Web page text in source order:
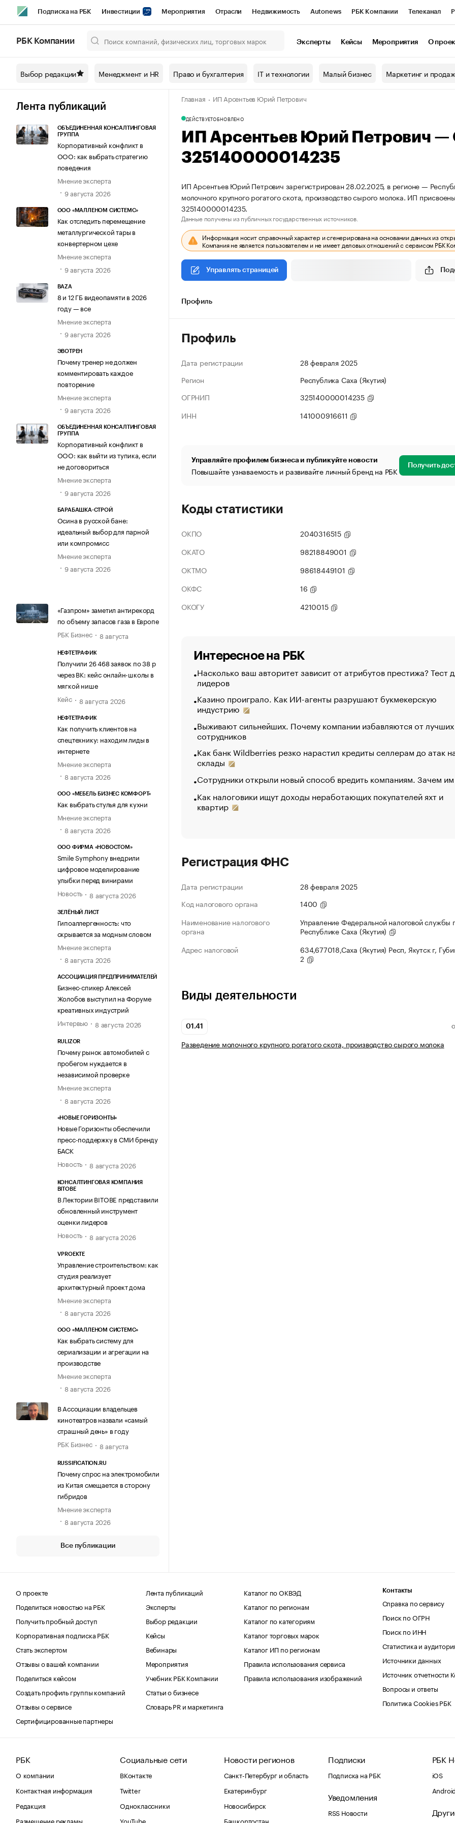
Подписка на РБК Инвестиции Мероприятия Отрасли Недвижимость Autonews РБК Компании Телеканал
Спецпроекты СПб Конференции СПб Спецпроекты Проверка контрагентов
Технологии и медиа Рынок наличной валюты
РБК Компании Эксперты Кейсы Мероприятия О
Выбор редакции Менеджмент и HR Право и бухгалтерия IT и технологии Малый бизнес Маркетинг и
Лента публикаций
ОБЪЕДИНЕННАЯ КОНСАЛТИНГОВАЯ
ГРУППА
Корпоративный конфликт в
ООО: как выбрать стратегию
поведения
Мнение эксперта
9 августа 2026
ООО «МАЛЛЕНОМ СИСТЕМС»
Как отследить перемещение
металлургической тары в
конвертерном цехе
Мнение эксперта
9 августа 2026
BAZA
8 и 12 ГБ видеопамяти в 2026
году — все
Мнение эксперта
9 августа 2026
ЭВОТРЕН
Почему тренер не должен
комментировать каждое
повторение
Мнение эксперта
9 августа 2026
ОБЪЕДИНЕННАЯ КОНСАЛТИНГОВАЯ
ГРУППА
Корпоративный конфликт в
ООО: как выйти из тупика, если
не договориться
Мнение эксперта
9 августа 2026
БАРАБАШКА-СТРОЙ
Осина в русской бане:
идеальный выбор для парной
или компромисс
Мнение эксперта
9 августа 2026
«Газпром» заметил антирекорд
по объему запасов газа в Европе
РБК Бизнес
8 августа
НЕФТЕТРАФИК
Получили 26 468 заявок по 38 р
через ВК: кейс онлайн-школы в
мягкой нише
Кейс
8 августа 2026
НЕФТЕТРАФИК
Как получить клиентов на
спецтехнику: находим лиды в
интернете
Мнение эксперта
8 августа 2026
ООО «МЕБЕЛЬ БИЗНЕС КОМФОРТ»
Как выбрать стулья для кухни
Мнение эксперта
8 августа 2026
ООО ФИРМА «НОВОСТОМ»
Smile Symphony внедрили
цифровое моделирование
улыбки перед винирами
Новость
8 августа 2026
ЗЕЛЁНЫЙ ЛИСТ
Гипоаллергенность: что
скрывается за модным словом
Мнение эксперта
8 августа 2026
АССОЦИАЦИЯ ПРЕДПРИНИМАТЕЛЕЙ
Бизнес-спикер Алексей
Жолобов выступил на Форуме
креативных индустрий
Интервью
8 августа 2026
RULIZOR
Почему рынок автомобилей с
пробегом нуждается в
независимой проверке
Мнение эксперта
8 августа 2026
«НОВЫЕ ГОРИЗОНТЫ»
Новые Горизонты обеспечили
пресс-поддержку в СМИ бренду
БАСК
Новость
8 августа 2026
КОНСАЛТИНГОВАЯ КОМПАНИЯ
BITOBE
В Лектории BITOBE представили
обновленный инструмент
оценки лидеров
Новость
8 августа 2026
VPROEKTE
Управление строительством: как
студия реализует
архитектурный проект дома
Мнение эксперта
8 августа 2026
ООО «МАЛЛЕНОМ СИСТЕМС»
Как выбрать систему для
сериализации и агрегации на
производстве
Мнение эксперта
8 августа 2026
В Ассоциации владельцев
кинотеатров назвали «самый
страшный день» в году
РБК Бизнес
8 августа
RUSSIFICATION.RU
Почему спрос на электромобили
из Китая смещается в сторону
гибридов
Мнение эксперта
8 августа 2026
Все публикации
Главная ИП Арсентьев Юрий Петрович
ДЕЙСТВУЕТОБНОВЛЕНО
ИП Арсентьев Юрий Петрович
325140000014235
ИП Арсентьев Юрий Петрович зарегистрирован 28.02.2025, в регионе —
молочного крупного рогатого скота, производство сырого молока. ИП
325140000014235.
Данные получены из публичных государственных источников.
Информация носит справочный характер и сгенерирована на основании данных из
Компания не является пользователем и не имеет деловых отношений с сервисом РБК
Управлять страницей
Профиль
Профиль
Дата регистрации
28 февраля 2025
Регион
Республика Саха (Якутия)
ОГРНИП
325140000014235
ИНН
141000916611
Управляйте профилем бизнеса и публикуйте новости
Повышайте узнаваемость и развивайте личный бренд на РБК Получить
Коды статистики
ОКПО
2040316515
ОКАТО
98218849001
ОКТМО
98618449101
ОКФС
16
ОКОГУ
4210015
Интересное на РБК
Насколько ваш авторитет зависит от атрибутов престижа? Тест
лидеров
Казино проиграло. Как ИИ-агенты разрушают букмекерскую
индустрию
Выживают сильнейших. Почему компании избавляются от лучших
сотрудников
Как банк Wildberries резко нарастил кредиты селлерам до атак
склады
Сотрудники открыли новый способ вредить компаниям. Зачем
Как налоговики ищут доходы неработающих покупателей яхт и
квартир
Регистрация ФНС
Дата регистрации
28 февраля 2025
Код налогового органа
1400
Наименование налогового
органа
Управление Федеральной налоговой службы
Республике Саха (Якутия)
Адрес налоговой
634,677018,Саха (Якутия) Респ, Якутск г,
2
Виды деятельности
01.41
Разведение молочного крупного рогатого скота, производство сырого молока
О проекте
Поделиться новостью на РБК
Получить пробный доступ
Корпоративная подписка РБК
Стать экспертом
Отзывы о вашей компании
Поделиться кейсом
Создать профиль группы компаний
Отзывы о сервисе
Сертифицированные партнеры
Лента публикаций
Эксперты
Выбор редакции
Кейсы
Вебинары
Мероприятия
Учебник РБК Компании
Статьи о бизнесе
Словарь PR и маркетинга
Каталог по ОКВЭД
Каталог по регионам
Каталог по категориям
Каталог торговых марок
Каталог ИП по регионам
Правила использования сервиса
Правила использования изображений
Контакты
Справка по сервису
Поиск по ОГРН
Поиск по ИНН
Статистика и
Источники данных
Источник отчетности
Вопросы и ответы
Политика Cookies РБК
РБК
О компании
Контактная информация
Редакция
Размещение рекламы
Социальные сети
ВКонтакте
Twitter
Одноклассники
YouTube
Новости регионов
Санкт-Петербург и область
Екатеринбург
Новосибирск
Башкортостан
Подписки
Подписка на РБК
Уведомления
RSS Новости
РБК
iOS